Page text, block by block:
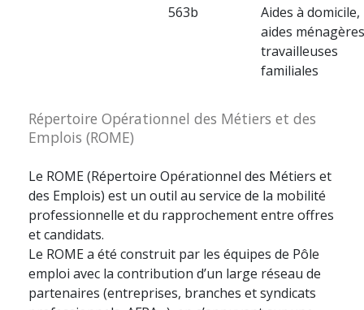
563b
Aides à domicile,
aides
travailleuses
familiales
Répertoire Opérationnel des Métiers et des
Emplois (ROME)
Le ROME (Répertoire Opérationnel des Métiers et
des Emplois) est un outil au service de la mobilité
professionnelle et du rapprochement entre offres
et candidats.
Le ROME a été construit par les équipes de Pôle
emploi avec la contribution d’un large réseau de
partenaires (entreprises, branches et syndicats